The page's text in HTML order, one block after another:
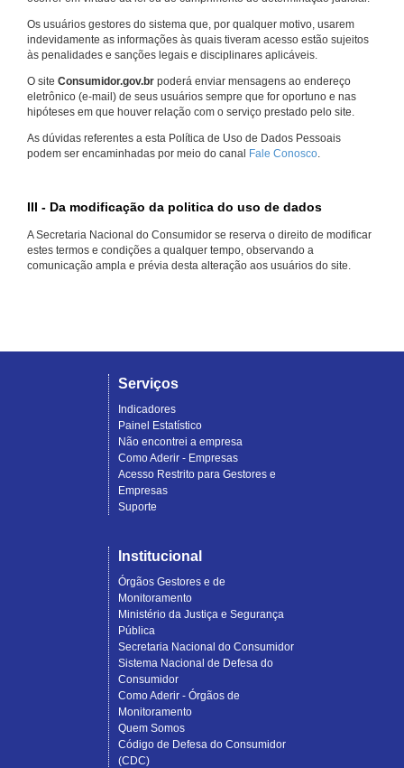
Os usuários gestores do sistema que, por qualquer motivo, usarem
indevidamente as informações às quais tiveram acesso estão sujeitos
às penalidades e sanções legais e disciplinares aplicáveis.
O site Consumidor.gov.br poderá enviar mensagens ao endereço
eletrônico (e-mail) de seus usuários sempre que for oportuno e nas
hipóteses em que houver relação com o serviço prestado pelo site.
As dúvidas referentes a esta Política de Uso de Dados Pessoais
podem ser encaminhadas por meio do canal Fale Conosco.
III - Da modificação da politica do uso de dados
A Secretaria Nacional do Consumidor se reserva o direito de modificar
estes termos e condições a qualquer tempo, observando a
comunicação ampla e prévia desta alteração aos usuários do site.
Serviços
Indicadores
Painel Estatístico
Não encontrei a empresa
Como Aderir - Empresas
Acesso Restrito para Gestores e
Empresas
Suporte
Institucional
Órgãos Gestores e de
Monitoramento
Ministério da Justiça e Segurança
Pública
Secretaria Nacional do Consumidor
Sistema Nacional de Defesa do
Consumidor
Como Aderir - Órgãos de
Monitoramento
Quem Somos
Código de Defesa do Consumidor
(CDC)